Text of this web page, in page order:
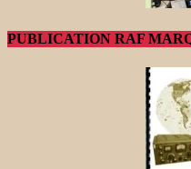
PUBLICATION RAF